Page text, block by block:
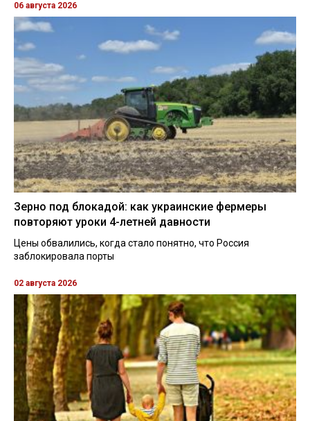
06 августа 2026
Зерно под блокадой: как украинские фермеры
повторяют уроки 4-летней давности
Цены обвалились, когда стало понятно, что Россия
заблокировала порты
02 августа 2026